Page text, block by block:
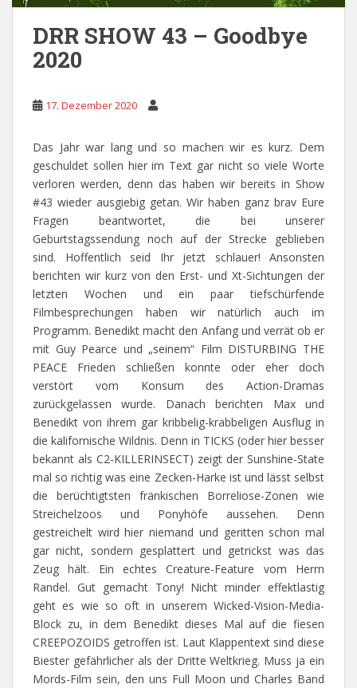
DRR SHOW 43 – Goodbye
2020
17. Dezember 2020
Das Jahr war lang und so machen wir es kurz. Dem
geschuldet sollen hier im Text gar nicht so viele Worte
verloren werden, denn das haben wir bereits in Show
#43 wieder ausgiebig getan. Wir haben ganz brav Eure
Fragen beantwortet, die bei unserer
Geburtstagssendung noch auf der Strecke geblieben
sind. Hoffentlich seid Ihr jetzt schlauer! Ansonsten
berichten wir kurz von den Erst- und Xt-Sichtungen der
letzten Wochen und ein paar tiefschürfende
Filmbesprechungen haben wir natürlich auch im
Programm. Benedikt macht den Anfang und verrät ob er
mit Guy Pearce und „seinem“ Film DISTURBING THE
PEACE Frieden schließen konnte oder eher doch
verstört vom Konsum des Action-Dramas
zurückgelassen wurde. Danach berichten Max und
Benedikt von ihrem gar kribbelig-krabbeligen Ausflug in
die kalifornische Wildnis. Denn in TICKS (oder hier besser
bekannt als C2-KILLERINSECT) zeigt der Sunshine-State
mal so richtig was eine Zecken-Harke ist und lässt selbst
die berüchtigtsten fränkischen Borreliose-Zonen wie
Streichelzoos und Ponyhöfe aussehen. Denn
gestreichelt wird hier niemand und geritten schon mal
gar nicht, sondern gesplattert und getrickst was das
Zeug hält. Ein echtes Creature-Feature vom Herrn
Randel. Gut gemacht Tony! Nicht minder effektlastig
geht es wie so oft in unserem Wicked-Vision-Media-
Block zu, in dem Benedikt dieses Mal auf die fiesen
CREEPOZOIDS getroffen ist. Laut Klappentext sind diese
Biester gefährlicher als der Dritte Weltkrieg. Muss ja ein
Mords-Film sein, den uns Full Moon und Charles Band